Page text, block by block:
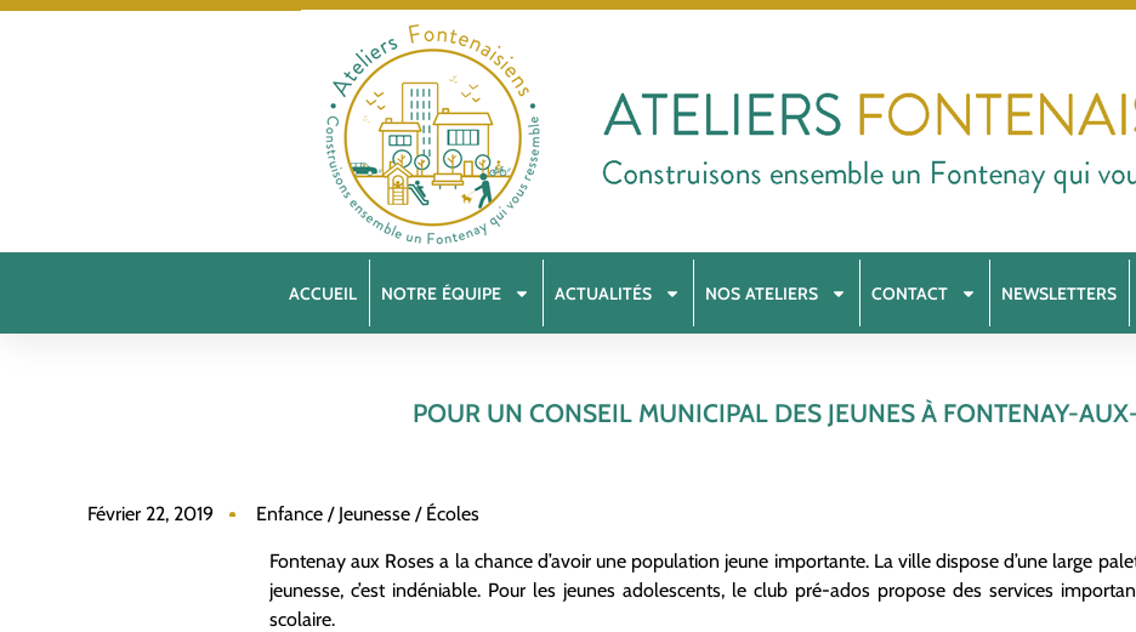
ACCUEIL NOTRE ÉQUIPE ACTUALITÉS NOS ATELIERS CONTACT NEWSLETTERS
POUR UN CONSEIL MUNICIPAL DES JEUNES À FONTENAY-
Février 22, 2019 Enfance / Jeunesse / Écoles
Fontenay aux Roses a la chance d’avoir une population jeune importante. La ville dispose d’une large
jeunesse, c’est indéniable. Pour les jeunes adolescents, le club pré-ados propose des services
scolaire.